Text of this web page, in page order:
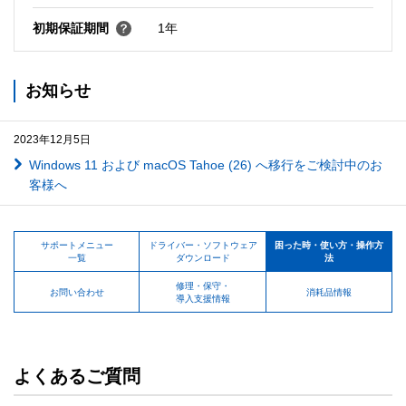
初期保証期間 1年
お知らせ
2023年12月5日
Windows 11 および macOS Tahoe (26) へ移行をご検討中のお
客様へ
サポートメニュー
一覧
ドライバー・ソフトウェア
ダウンロード
困った時・使い方・操作方
法
お問い合わせ
修理・保守・
導入支援情報
消耗品情報
よくあるご質問